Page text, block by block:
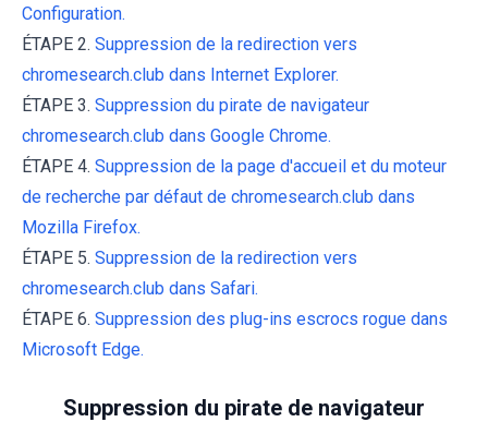
Configuration.
ÉTAPE 2. Suppression de la redirection vers
chromesearch.club dans Internet Explorer.
ÉTAPE 3. Suppression du pirate de navigateur
chromesearch.club dans Google Chrome.
ÉTAPE 4. Suppression de la page d'accueil et du moteur
de recherche par défaut de chromesearch.club dans
Mozilla Firefox.
ÉTAPE 5. Suppression de la redirection vers
chromesearch.club dans Safari.
ÉTAPE 6. Suppression des plug-ins escrocs rogue dans
Microsoft Edge.
Suppression du pirate de navigateur